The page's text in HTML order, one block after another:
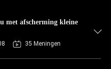
met afscherming kleine
35 Meningen